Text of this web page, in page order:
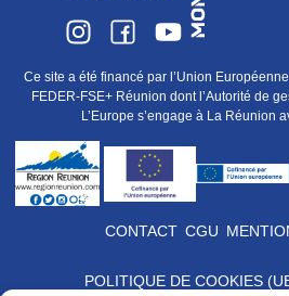
Ce site a été financé par l’Union
FEDER-FSE+ Réunion dont l’Autorité de
L’Europe s’engage à La Réunion
CONTACT CGU
POLITIQUE DE COOKIES